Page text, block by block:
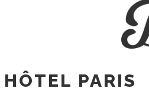
HÔTEL PARIS